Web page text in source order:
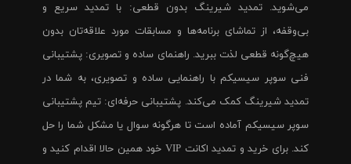
می‌شوید. تمدید شیرینگ بدون قطعی: با تمدید سریع و
بی‌وقفه، از تماشای برنامه‌ها و مسابقات مورد علاقه‌تان بدون
هیچ‌گونه قطعی لذت ببرید. راهنمای ساده و تصویری: پشتیبانی
فنی سوپر سیسیکم با راهنمایی ساده و تصویری، به شما در
تمدید شیرینگ کمک می‌کند. پشتیبانی حرفه‌ای: تیم پشتیبانی
سوپر سیسیکم آماده است تا هرگونه سوال یا مشکل شما را حل
کند. برای خرید و تمدید اکانت VIP خود همین حالا اقدام کنید و